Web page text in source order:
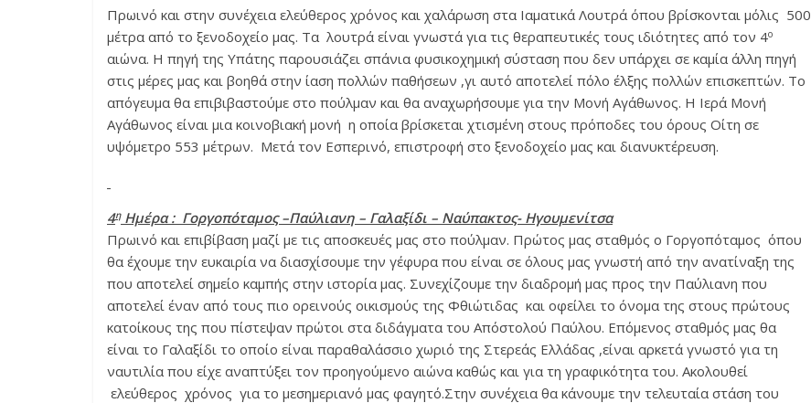
Πρωινό και στην συνέχεια ελεύθερος χρόνος και χαλάρωση στα Ιαματικά Λουτρά όπου βρίσκονται μόλις 500
μέτρα από το ξενοδοχείο μας. Τα λουτρά είναι γνωστά για τις θεραπευτικές τους ιδιότητες από τον 4ο
αιώνα. Η πηγή της Υπάτης παρουσιάζει σπάνια φυσικοχημική σύσταση που δεν υπάρχει σε καμία άλλη πηγή
στις μέρες μας και βοηθά στην ίαση πολλών παθήσεων ,γι αυτό αποτελεί πόλο έλξης πολλών επισκεπτών. Το
απόγευμα θα επιβιβαστούμε στο πούλμαν και θα αναχωρήσουμε για την Μονή Αγάθωνος. Η Ιερά Μονή
Αγάθωνος είναι μια κοινοβιακή μονή η οποία βρίσκεται χτισμένη στους πρόποδες του όρους Οίτη σε
υψόμετρο 553 μέτρων. Μετά τον Εσπερινό, επιστροφή στο ξενοδοχείο μας και διανυκτέρευση.
4ηΗμέρα : Γοργοπόταμος –Παύλιανη – Γαλαξίδι – Ναύπακτος- Ηγουμενίτσα
Πρωινό και επιβίβαση μαζί με τις αποσκευές μας στο πούλμαν. Πρώτος μας σταθμός ο Γοργοπόταμος όπου
θα έχουμε την ευκαιρία να διασχίσουμε την γέφυρα που είναι σε όλους μας γνωστή από την ανατίναξη της
που αποτελεί σημείο καμπής στην ιστορία μας. Συνεχίζουμε την διαδρομή μας προς την Παύλιανη που
αποτελεί έναν από τους πιο ορεινούς οικισμούς της Φθιώτιδας και οφείλει το όνομα της στους πρώτους
κατοίκους της που πίστεψαν πρώτοι στα διδάγματα του Απόστολού Παύλου. Επόμενος σταθμός μας θα
είναι το Γαλαξίδι το οποίο είναι παραθαλάσσιο χωριό της Στερεάς Ελλάδας ,είναι αρκετά γνωστό για τη
ναυτιλία που είχε αναπτύξει τον προηγούμενο αιώνα καθώς και για τη γραφικότητα του. Ακολουθεί
ελεύθερος χρόνος για το μεσημεριανό μας φαγητό.Στην συνέχεια θα κάνουμε την τελευταία στάση του